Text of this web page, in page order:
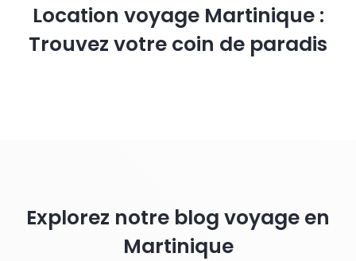
Location voyage Martinique :
Trouvez votre coin de paradis
Explorez notre blog voyage en
Martinique